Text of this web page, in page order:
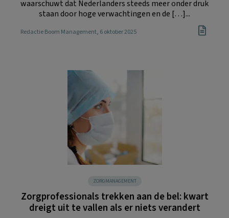
waarschuwt dat Nederlanders steeds meer onder druk
staan door hoge verwachtingen en de […]...
Redactie Boom Management, 6 oktober 2025
ZORGMANAGEMENT
Zorgprofessionals trekken aan de bel: kwart
dreigt uit te vallen als er niets verandert